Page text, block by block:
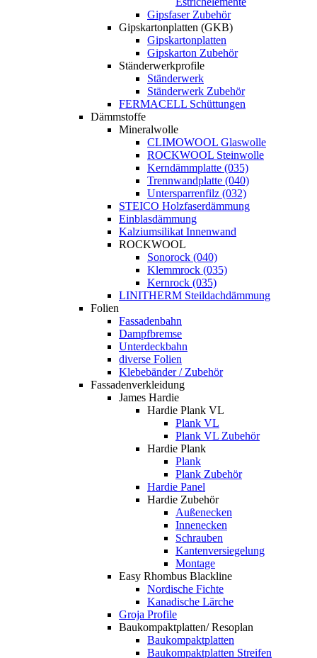
Gipsfaser Zubehör
Gipskartonplatten (GKB)
Gipskartonplatten
Gipskarton Zubehör
Ständerwerkprofile
Ständerwerk
Ständerwerk Zubehör
FERMACELL Schüttungen
Dämmstoffe
Mineralwolle
CLIMOWOOL Glaswolle
ROCKWOOL Steinwolle
Kerndämmplatte (035)
Trennwandplatte (040)
Untersparrenfilz (032)
STEICO Holzfaserdämmung
Einblasdämmung
Kalziumsilikat Innenwand
ROCKWOOL
Sonorock (040)
Klemmrock (035)
Kernrock (035)
LINITHERM Steildachdämmung
Folien
Fassadenbahn
Dampfbremse
Unterdeckbahn
diverse Folien
Klebebänder / Zubehör
Fassadenverkleidung
James Hardie
Hardie Plank VL
Plank VL
Plank VL Zubehör
Hardie Plank
Plank
Plank Zubehör
Hardie Panel
Hardie Zubehör
Außenecken
Innenecken
Schrauben
Kantenversiegelung
Montage
Easy Rhombus Blackline
Nordische Fichte
Kanadische Lärche
Groja Profile
Baukompaktplatten/ Resoplan
Baukompaktplatten
Baukompaktplatten Streifen